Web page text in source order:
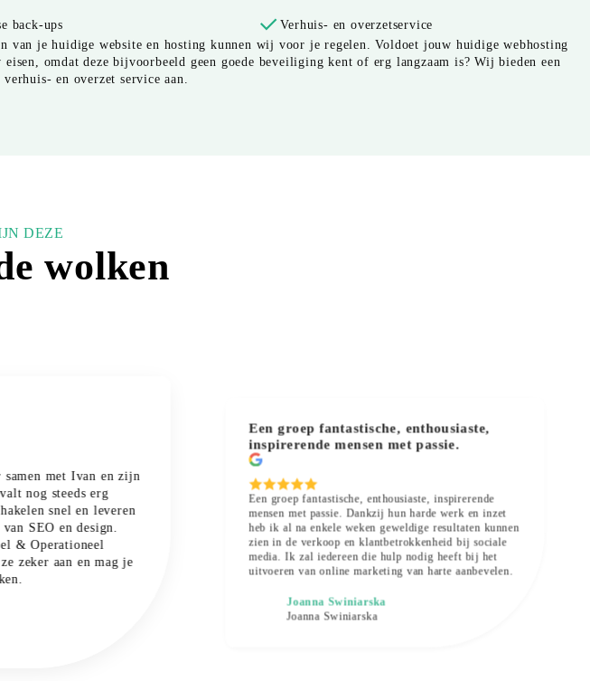
back-ups
Verhuis- en overzetservice
van je huidige website en hosting kunnen wij voor je regelen. Voldoet jouw huidige webhosting
eisen, omdat deze bijvoorbeeld geen goede beveiliging kent of erg langzaam is? Wij bieden een
verhuis- en overzet service aan.
DEZE
wolken
met Ivan en zijn
nog steeds erg
snel en leveren
SEO en design.
& Operationeel
zeker aan en mag je
Een groep fantastische, enthousiaste,
inspirerende mensen met passie.
Een groep fantastische, enthousiaste, inspirerende
mensen met passie. Dankzij hun harde werk en inzet
heb ik al na enkele weken geweldige resultaten kunnen
zien in de verkoop en klantbetrokkenheid bij sociale
media. Ik zal iedereen die hulp nodig heeft bij het
uitvoeren van online marketing van harte aanbevelen.
Joanna Swiniarska
Joanna Swiniarska